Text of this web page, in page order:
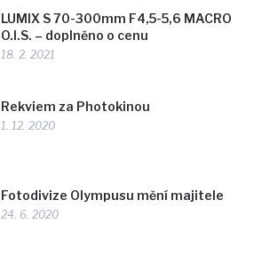
LUMIX S 70-300mm F4,5-5,6 MACRO
O.I.S. – doplněno o cenu
18. 2. 2021
Rekviem za Photokinou
1. 12. 2020
Fotodivize Olympusu mění majitele
24. 6. 2020